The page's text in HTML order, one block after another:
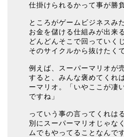
仕掛けられるかって事が勝
ところがゲームビジネスみ
お金を儲ける仕組みが出来
どんどんそこで回っていく
そのサイクルから抜けたくて
例えば、スーパーマリオが
すると、みんな褒めてくれ
ーマリオ。「いやここが凄
ですね」
っていう事の言ってくれは
別にスーパーマリオじゃな
ムでもやってることなんで